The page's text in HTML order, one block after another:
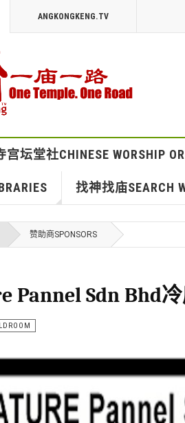
ANGKONGKENG.TV
宫坛堂社CHINESE WORSHIP
找神找庙SEARCH
赞助商SPONSORS
Pannel Sdn Bhd